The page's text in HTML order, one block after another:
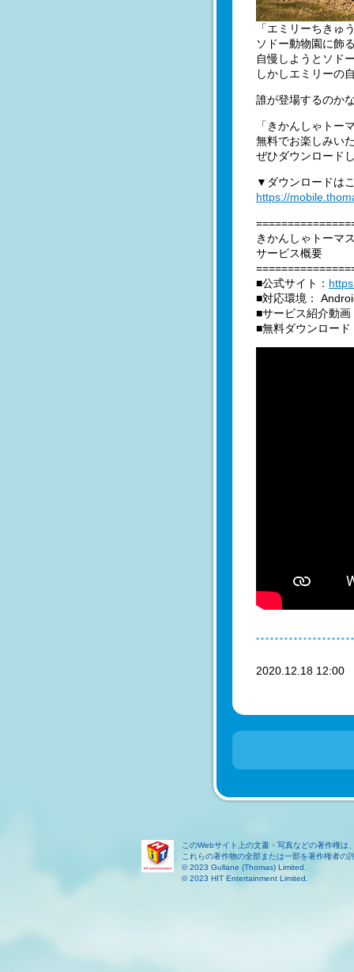
「エミリーちきゅ
ソドー動物園に飾
自慢しようとソド
しかしエミリーの
誰が登場するのか
「きかんしゃトー
無料でお楽しみい
ぜひダウンロード
▼ダウンロードは
https://
きかんしゃトーマ
サービス概要
■公式サイト：
■対応環境：
■サービス紹介動画
■無料ダウンロー
2020.12.18
このWebサイト上の文書・写真などの著作権
これらの著作物の全部または一部を著作権者の
© 2023 Gullane (Thomas) Limited.
© 2023 HIT Entertainment Limited.